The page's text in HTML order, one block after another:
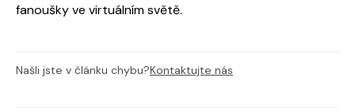
fanoušky ve virtuálním světě.
Našli jste v článku chybu?Kontaktujte nás